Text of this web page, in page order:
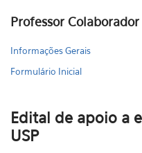
Professor Colaborador
Informações Gerais
Formulário Inicial
Edital de apoio a
USP